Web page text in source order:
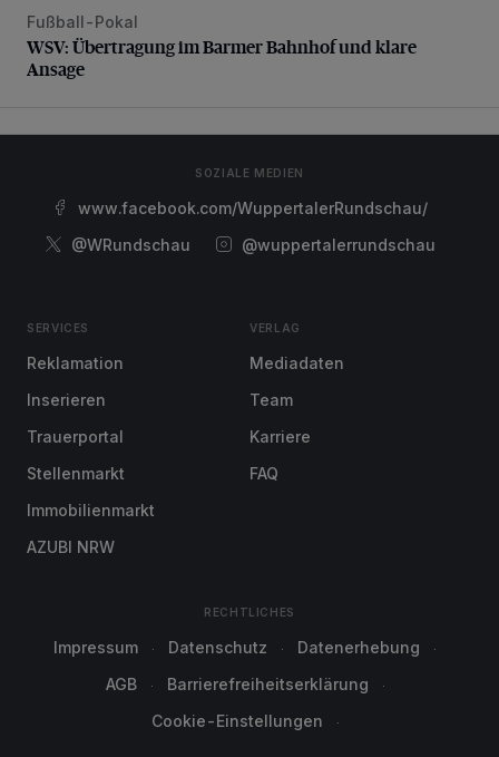
WSV: Übertragung im Barmer Bahnhof und klare Ansage
Fußball-Pokal
WSV: Übertragung im Barmer Bahnhof und klare
Ansage
SOZIALE MEDIEN
www.facebook.com/WuppertalerRundschau/
@WRundschau
@wuppertalerrundschau
SERVICES
Reklamation
Inserieren
Trauerportal
Stellenmarkt
Immobilienmarkt
AZUBI NRW
VERLAG
Mediadaten
Team
Karriere
FAQ
RECHTLICHES
Impressum Datenschutz
Datenerhebung
AGB
Barrierefreiheitserklärung
Cookie-Einstellungen